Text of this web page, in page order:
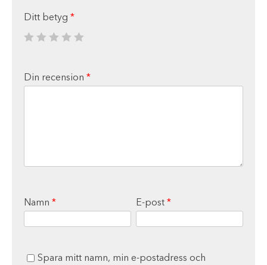
Ditt betyg *
Din recension *
Namn * E-post *
Spara mitt namn, min e-postadress och